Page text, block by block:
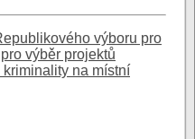
výboru pro
výběr projektů
na místní